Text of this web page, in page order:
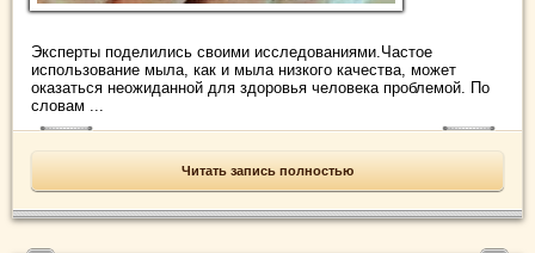
Эксперты поделились своими исследованиями.Частое
использование мыла, как и мыла низкого качества, может
оказаться неожиданной для здоровья человека проблемой. По
словам ...
Читать запись полностью